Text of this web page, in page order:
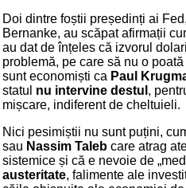
Doi dintre foștii președinți ai
Bernanke, au scăpat afirmații
au dat de înțeles că izvorul
problemă, pe care să nu o
sunt economiști ca Paul
statul nu intervine destul ,
mișcare, indiferent de cheltuieli.
Nici pesimiștii nu sunt puțini,
sau Nassim Taleb care atrag
sistemice și că e nevoie de
austeritate, falimente ale